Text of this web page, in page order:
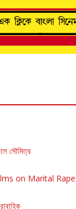
সৌমিত্র
on Marital Rape